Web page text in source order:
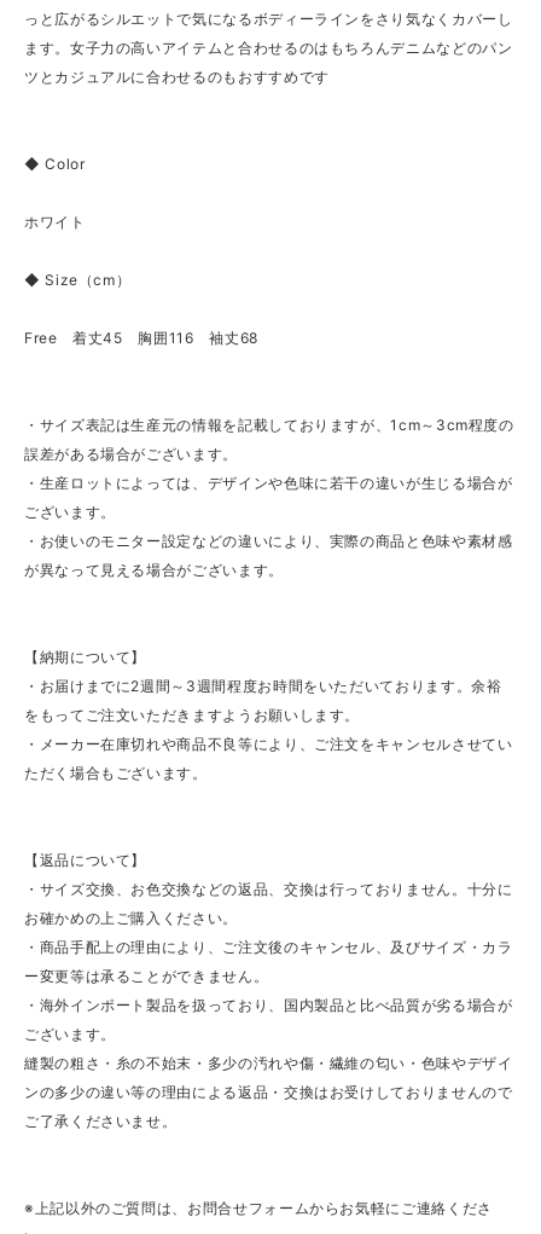
っと広がるシルエットで気になるボディーラインをさり気なくカバーし
ます。女子力の高いアイテムと合わせるのはもちろんデニムなどのパン
ツとカジュアルに合わせるのもおすすめです
◆ Color
ホワイト
◆ Size（cm）
Free 着丈45 胸囲116 袖丈68
・サイズ表記は生産元の情報を記載しておりますが、1cm～3cm程度の
誤差がある場合がございます。
・生産ロットによっては、デザインや色味に若干の違いが生じる場合が
ございます。
・お使いのモニター設定などの違いにより、実際の商品と色味や素材感
が異なって見える場合がございます。
【納期について】
・お届けまでに2週間～3週間程度お時間をいただいております。余裕
をもってご注文いただきますようお願いします。
・メーカー在庫切れや商品不良等により、ご注文をキャンセルさせてい
ただく場合もございます。
【返品について】
・サイズ交換、お色交換などの返品、交換は行っておりません。十分に
お確かめの上ご購入ください。
・商品手配上の理由により、ご注文後のキャンセル、及びサイズ・カラ
ー変更等は承ることができません。
・海外インポート製品を扱っており、国内製品と比べ品質が劣る場合が
ございます。
縫製の粗さ・糸の不始末・多少の汚れや傷・繊維の匂い・色味やデザイ
ンの多少の違い等の理由による返品・交換はお受けしておりませんので
ご了承くださいませ。
※上記以外のご質問は、お問合せフォームからお気軽にご連絡くださ